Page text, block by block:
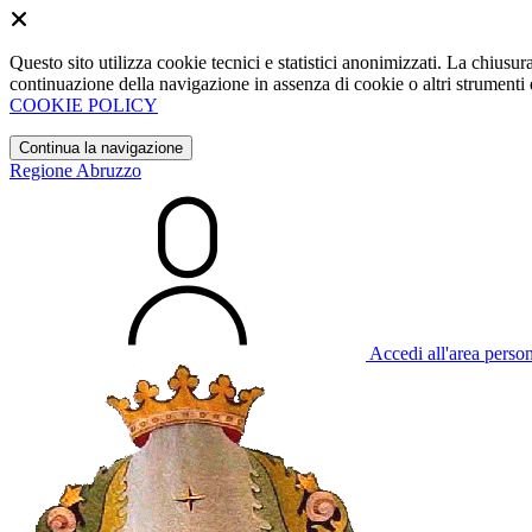
Questo sito utilizza cookie tecnici e statistici anonimizzati. La
continuazione della navigazione in assenza di cookie o altri
COOKIE POLICY
Continua la navigazione
Regione Abruzzo
Accedi all'area